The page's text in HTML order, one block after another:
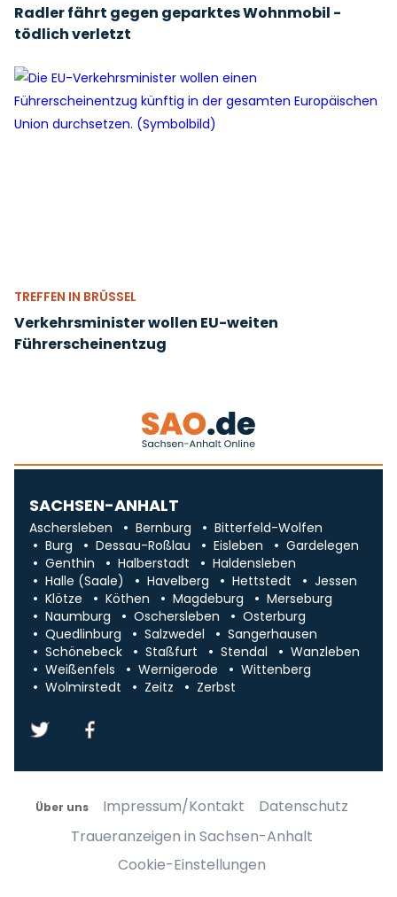
Radler fährt gegen geparktes Wohnmobil -
tödlich verletzt
TREFFEN IN BRÜSSEL
Verkehrsminister wollen EU-weiten
Führerscheinentzug
SACHSEN-ANHALT
Aschersleben Bernburg
Bitterfeld-Wolfen
Burg
Dessau-Roßlau Eisleben
Gardelegen
Genthin
Halberstadt
Haldensleben
Halle (Saale)
Havelberg Hettstedt
Jessen
Klötze
Köthen Magdeburg
Merseburg
Naumburg
Oschersleben
Osterburg
Quedlinburg
Salzwedel
Sangerhausen
Schönebeck
Staßfurt Stendal
Wanzleben
Weißenfels
Wernigerode
Wittenberg
Wolmirstedt
Zeitz Zerbst
Über uns Impressum/Kontakt
Datenschutz
Traueranzeigen in Sachsen-Anhalt
Cookie-Einstellungen